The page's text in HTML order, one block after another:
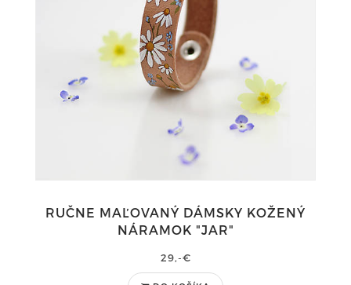
RUČNE MAĽOVANÝ DÁMSKY KOŽENÝ
NÁRAMOK "JAR"
29,-€